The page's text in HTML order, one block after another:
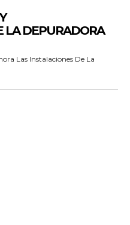
LA DEPURADORA
Las Instalaciones De La